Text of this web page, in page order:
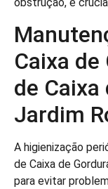
Caixa
de Caixa
Jardim
A higienização
de Caixa de
para evitar